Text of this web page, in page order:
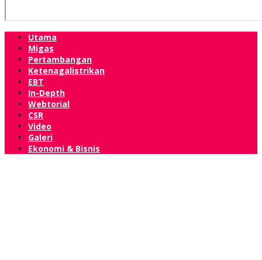
Utama
Migas
Pertambangan
Ketenagalistrikan
EBT
In-Depth
Webtorial
CSR
Video
Galeri
Ekonomi & Bisnis